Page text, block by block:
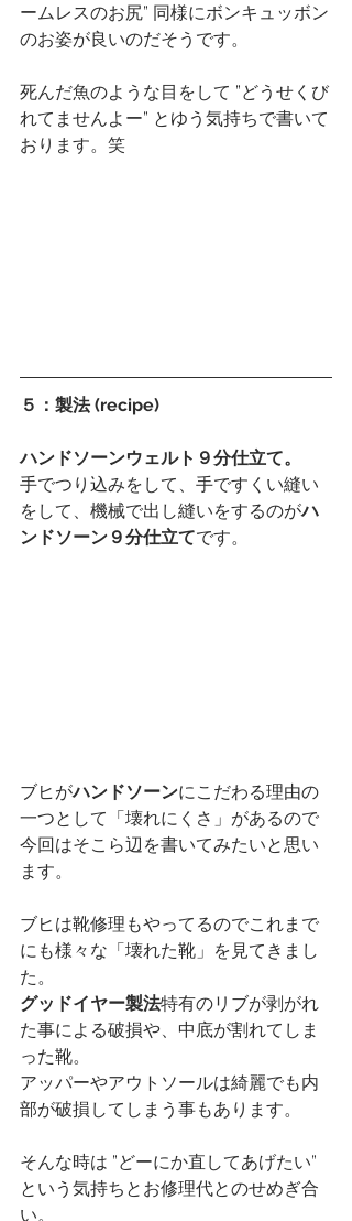
ームレスのお尻” 同様にボンキュッボン
のお姿が良いのだそうです。
死んだ魚のような目をして ”どうせくび
れてませんよー” とゆう気持ちで書いて
おります。笑
５：製法 (recipe)
ハンドソーンウェルト９分仕立て。
手でつり込みをして、手ですくい縫い
をして、機械で出し縫いをするのがハ
ンドソーン９分仕立てです。
ブヒがハンドソーンにこだわる理由の
一つとして「壊れにくさ」があるので
今回はそこら辺を書いてみたいと思い
ます。
ブヒは靴修理もやってるのでこれまで
にも様々な「壊れた靴」を見てきまし
た。
グッドイヤー製法特有のリブが剥がれ
た事による破損や、中底が割れてしま
った靴。
アッパーやアウトソールは綺麗でも内
部が破損してしまう事もあります。
そんな時は ”どーにか直してあげたい”
という気持ちとお修理代とのせめぎ合
い。